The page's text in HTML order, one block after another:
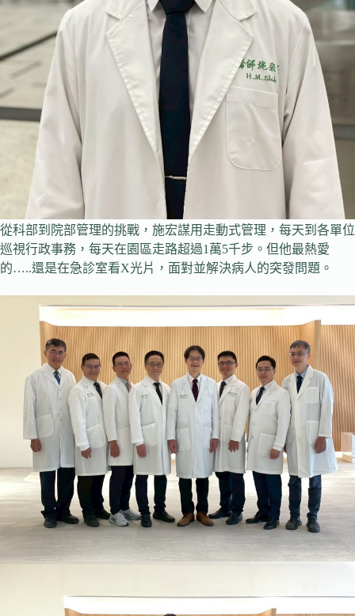
從科部到院部管理的挑戰，施宏謀用走動式管理，每天到各單位
巡視行政事務，每天在園區走路超過1萬5千步。但他最熱愛
的…..還是在急診室看X光片，面對並解決病人的突發問題。